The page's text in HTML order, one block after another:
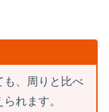
も、周りと比べ
れます。